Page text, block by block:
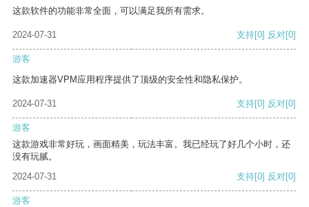
这款软件的功能非常全面，可以满足我所有需求。
2024-07-31 支持[0] 反对[0]
游客
这款加速器VPM应用程序提供了顶级的安全性和隐私保护。
2024-07-31 支持[0] 反对[0]
游客
这款游戏非常好玩，画面精美，玩法丰富。我已经玩了好几个小时，还
没有玩腻。
2024-07-31
支持[0] 反对[0]
游客